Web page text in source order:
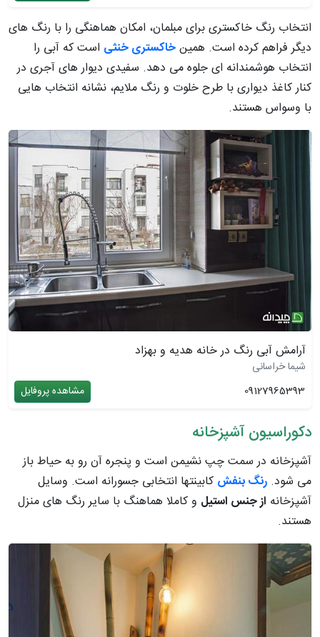
انتخاب رنگ خاکستری برای مبلمان، امکان هماهنگی را با رنگ های
دیگر فراهم کرده است. همینخاکستری خنثی است که آبی را
انتخاب هوشمندانه ای جلوه می دهد. سفیدی دیوار های آجری در
کنار کاغذ دیواری با طرح خلوت و رنگ ملایم، نشانه انتخاب هایی
با وسواس هستند.
آرامش آبی رنگ در خانه هدیه و بهزاد
شیما خراسانی
09127965393
مشاهده پروفایل
دکوراسیون آشپزخانه
آشپزخانه در سمت چپ نشیمن است و پنجره آن رو به حیاط باز
می شود. رنگ بنفش کابینتها انتخابی جسورانه است. وسایل
آشپزخانه از جنس استیل و کاملا هماهنگ با سایر رنگ های منزل
هستند.